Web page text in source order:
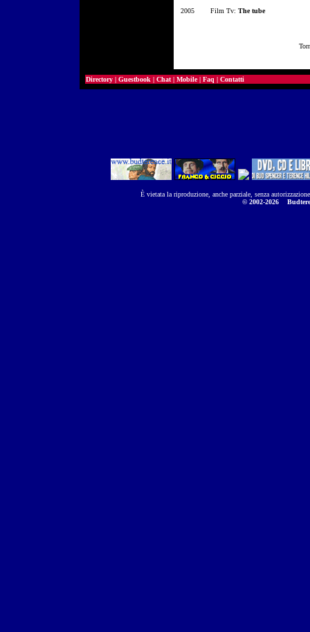
2005 Film Tv: The tube
Directory | Guestbook | Chat | Mobile| Faq | Contatti
È vietata la riproduzione, anche parziale, senza
© 2002-2026